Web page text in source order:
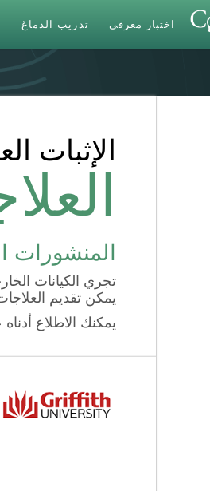
اختبار معرفي تدريب الدماغ
الإثبات
المنشورات
تجري الكيانات
يمكن تقديم
يمكنك الاطلاع